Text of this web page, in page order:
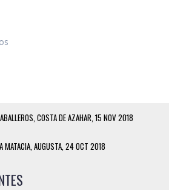
COSTA DE AZAHAR, 15 NOV 2018
MATACIA, AUGUSTA, 24 OCT 2018